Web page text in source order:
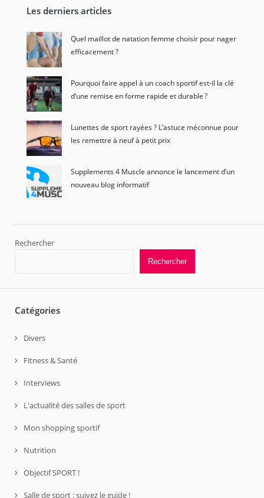
Les derniers articles
Quel maillot de natation femme choisir pour nager
efficacement ?
Pourquoi faire appel à un coach sportif est-il la clé
d’une remise en forme rapide et durable ?
Lunettes de sport rayées ? L’astuce méconnue pour
les remettre à neuf à petit prix
Supplements 4 Muscle annonce le lancement d’un
nouveau blog informatif
Rechercher
Rechercher
Catégories
Divers
Fitness & Santé
Interviews
L'actualité des salles de sport
Mon shopping sportif
Nutrition
Objectif SPORT !
Salle de sport : suivez le guide !